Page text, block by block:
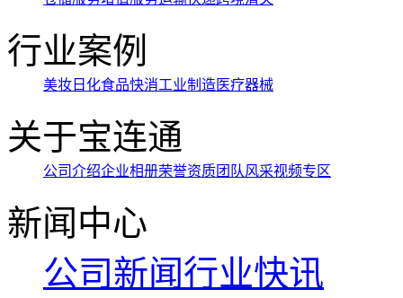
行业案例
美妆日化食品快消工业制造医疗器械
关于宝连通
公司介绍企业相册荣誉资质团队风采视频专区
新闻中心
公司新闻行业快讯